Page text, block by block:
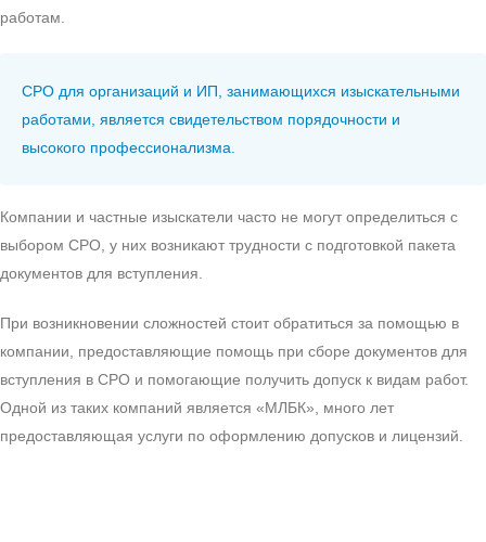
работам.
СРО для организаций и ИП, занимающихся изыскательными
работами, является свидетельством порядочности и
высокого профессионализма.
Компании и частные изыскатели часто не могут определиться с
выбором СРО, у них возникают трудности с подготовкой пакета
документов для вступления.
При возникновении сложностей стоит обратиться за помощью в
компании, предоставляющие помощь при сборе документов для
вступления в СРО и помогающие получить допуск к видам работ.
Одной из таких компаний является «МЛБК», много лет
предоставляющая услуги по оформлению допусков и лицензий.